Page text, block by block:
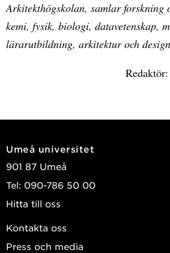
Arkitekthögskolan, samlar forskning
kemi, fysik, biologi, datavetenskap,
lärarutbildning, arkitektur och
Umeå universitet
901 87 Umeå
Tel: 090-786 50 00
Hitta till oss
Kontakta oss
Press och media